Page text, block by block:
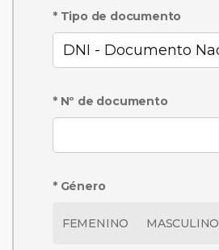
* Tipo de documento
* Nº de documento
* Género
FEMENINO MASCULINO